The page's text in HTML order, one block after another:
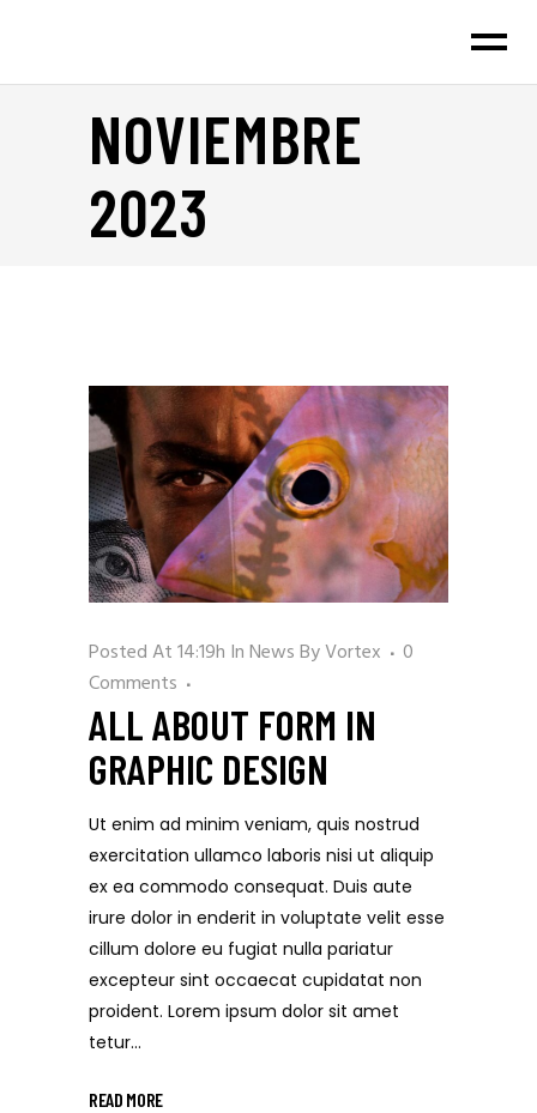
NOVIEMBRE
2023
ALL ABOUT FORM IN
GRAPHIC DESIGN
Posted At 14:19h InNewsByVortex
0
Comments
Ut enim ad minim veniam, quis nostrud
exercitation ullamco laboris nisi ut aliquip
ex ea commodo consequat. Duis aute
irure dolor in enderit in voluptate velit esse
cillum dolore eu fugiat nulla pariatur
excepteur sint occaecat cupidatat non
proident. Lorem ipsum dolor sit amet
tetur...
READ MORE